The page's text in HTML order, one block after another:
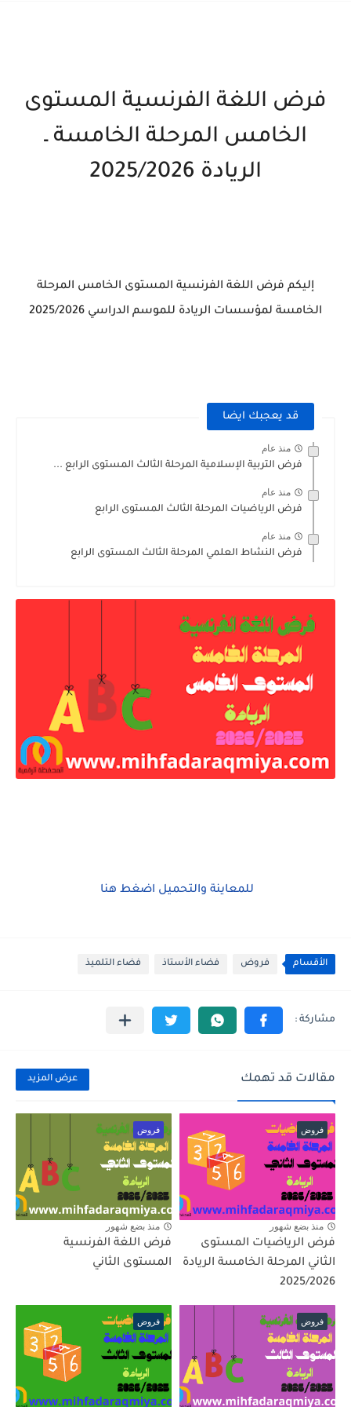
فرض اللغة الفرنسية المستوى
الخامس المرحلة الخامسة ـ
الريادة 2025/2026
إليكم فرض اللغة الفرنسية المستوى الخامس المرحلة
الخامسة لمؤسسات الريادة للموسم الدراسي 2025/2026
قد يعجبك ايضا
منذ عام
فرض التربية الإسلامية المرحلة الثالث المستوى الرابع ...
منذ عام
فرض الرياضيات المرحلة الثالث المستوى الرابع
منذ عام
فرض النشاط العلمي المرحلة الثالث المستوى الرابع
للمعاينة والتحميل اضغط هنا
الأقسام فروض فضاء الأستاذ فضاء التلميذ
مقالات قد تهمك عرض المزيد
فروض
منذ بضع شهور
فرض الرياضيات المستوى
الثاني المرحلة الخامسة الريادة
2025/2026
فروض
منذ بضع شهور
فرض اللغة الفرنسية
المستوى الثاني
فروض فروض